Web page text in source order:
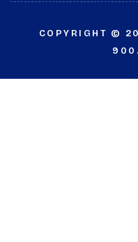
COPYRIGHT ©